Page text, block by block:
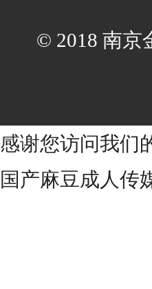
© 2018 南京
感谢您访问我们
国产麻豆成人传